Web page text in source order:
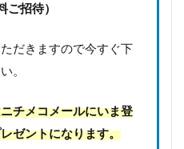
招待）
だきますので今すぐ下
。
チメコメールにいま登
ゼントになります。